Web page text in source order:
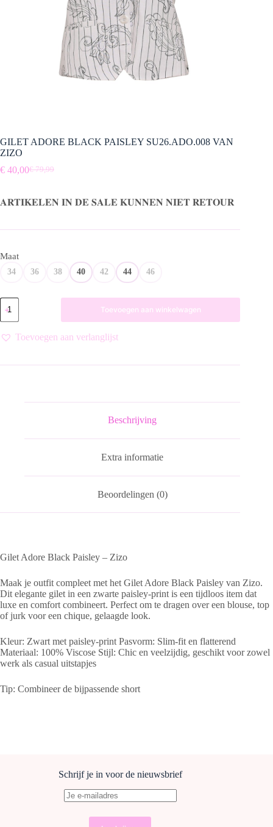
GILET ADORE BLACK PAISLEY SU26.ADO.008 VAN
ZIZO
€79,99
Oorspronkelijke
€ 79,99.
€ 40,00Huidige
€ 40,00.
𝐀𝐑𝐓𝐈𝐊𝐄𝐋𝐄𝐍 𝐈𝐍 𝐃𝐄 𝐒𝐀𝐋𝐄 𝐊𝐔𝐍𝐍𝐄𝐍 𝐍𝐈𝐄𝐓 𝐑𝐄𝐓𝐎𝐔𝐑
Maat
34 36 38 40 42 44 46
GILET
ADORE
BLACK
PAISLEY
SU26.ADO.008
ZIZO
Toevoegen aan winkelwagen
Toevoegen aan verlanglijst
Beschrijving
Extra informatie
Beoordelingen (0)
Gilet Adore Black Paisley – Zizo
Maak je outfit compleet met het Gilet Adore Black Paisley van Zizo.
Dit elegante gilet in een zwarte paisley-print is een tijdloos item dat
luxe en comfort combineert. Perfect om te dragen over een blouse, top
of jurk voor een chique, gelaagde look.
Kleur: Zwart met paisley-print Pasvorm: Slim-fit en flatterend
Materiaal: 100% Viscose Stijl: Chic en veelzijdig, geschikt voor zowel
werk als casual uitstapjes
Tip: Combineer de bijpassende short
Schrijf je in voor de nieuwsbrief